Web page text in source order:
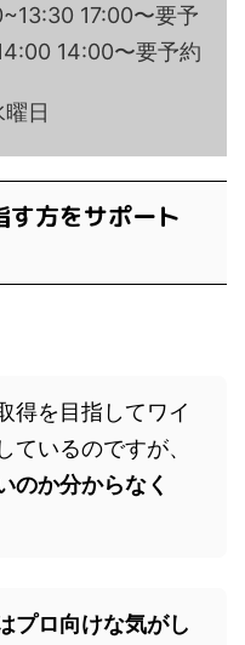
17:00〜要予
14:00〜要予約
日
す方をサポート
得を目指してワイ
ているのですが、
のか分からなく
プロ向けな気がし